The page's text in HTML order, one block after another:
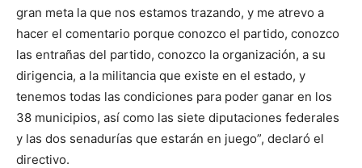
gran meta la que nos estamos trazando, y me atrevo a
hacer el comentario porque conozco el partido, conozco
las entrañas del partido, conozco la organización, a su
dirigencia, a la militancia que existe en el estado, y
tenemos todas las condiciones para poder ganar en los
38 municipios, así como las siete diputaciones federales
y las dos senadurías que estarán en juego”, declaró el
directivo.